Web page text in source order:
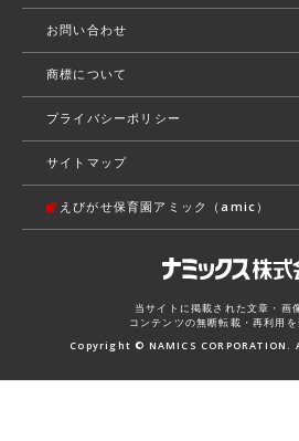
お問い合わせ
商標について
プライバシーポリシー
サイトマップ
えびがせ保育園アミック（amic）
当サイトに掲載された文章・画
コンテンツの無断転載・再利用を
Copyright © NAMICS